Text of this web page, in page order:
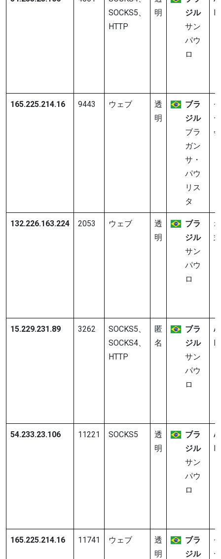
SOCKS5、
HTTP
明
ジル
サン
パウ
ロ
165.225.214.16 9443 ウェブ
透
明
ブラ
ジル
ブラ
ガン
サ・
パウ
リス
タ
132.226.163.224 2053 ウェブ
透
明
ブラ
ジル
サン
パウ
ロ
15.229.231.89 3262
SOCKS5、
SOCKS4、
HTTP
匿
名
ブラ
ジル
サン
パウ
ロ
54.233.23.106 11221 SOCKS5
透
明
ブラ
ジル
サン
パウ
ロ
165.225.214.16 11741 ウェブ
透
明
ブラ
ジル